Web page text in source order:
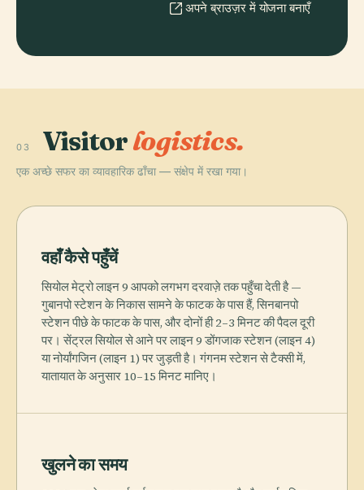
अपने ब्राउज़र में योजना बनाएँ
03 Visitorlogistics.
एक अच्छे सफर का व्यावहारिक ढाँचा — संक्षेप में रखा गया।
वहाँ कैसे पहुँचें
सियोल मेट्रो लाइन 9 आपको लगभग दरवाज़े तक पहुँचा देती है —
गुबानपो स्टेशन के निकास सामने के फाटक के पास हैं, सिनबानपो
स्टेशन पीछे के फाटक के पास, और दोनों ही 2–3 मिनट की पैदल दूरी
पर। सेंट्रल सियोल से आने पर लाइन 9 डोंगजाक स्टेशन (लाइन 4)
या नोर्यांगजिन (लाइन 1) पर जुड़ती है। गंगनम स्टेशन से टैक्सी में,
यातायात के अनुसार 10–15 मिनट मानिए।
खुलने का समय